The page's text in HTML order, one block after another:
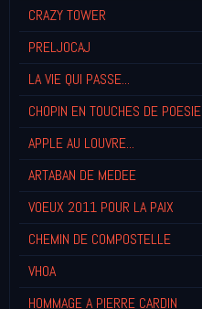
CRAZY TOWER
PRELJOCAJ
LA VIE QUI PASSE...
CHOPIN EN TOUCHES DE POESIE
APPLE AU LOUVRE...
ARTABAN DE MEDEE
VOEUX 2011 POUR LA PAIX
CHEMIN DE COMPOSTELLE
VHOA
HOMMAGE A PIERRE CARDIN